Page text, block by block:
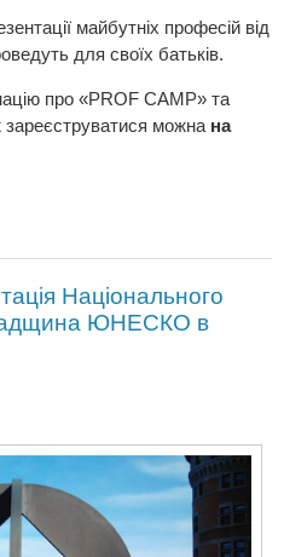
майбутніх професій від
для своїх батьків.
про «PROF CAMP» та
зареєструватися можна на
Національного
ЮНЕСКО в